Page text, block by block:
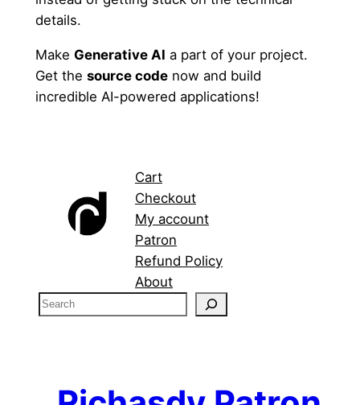
details.
Make Generative AI a part of your project.
Get the source codenow and build
incredible AI-powered applications!
Cart
Checkout
My account
Patron
Refund Policy
About
S